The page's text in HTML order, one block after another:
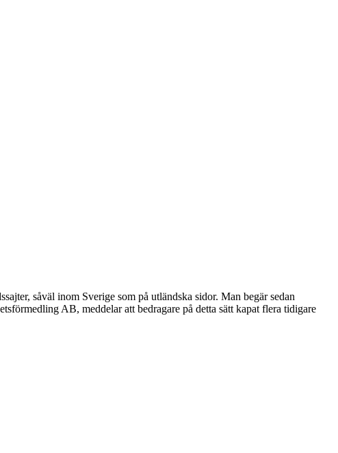
såväl inom Sverige som på utländska sidor. Man begär sedan
AB, meddelar att bedragare på detta sätt kapat flera tidigare